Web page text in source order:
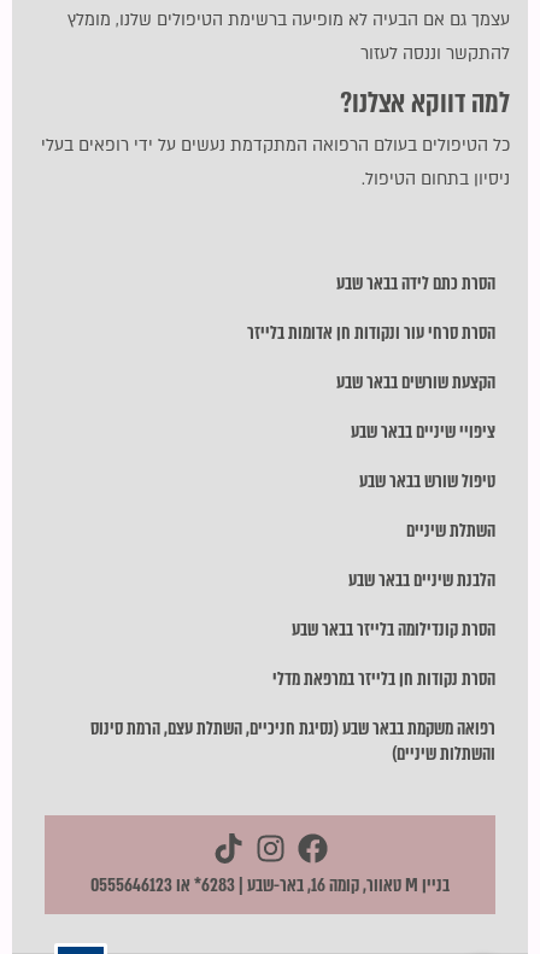
הסרת כתם לידה בבאר שבע
הסרת סרחי עור ונקודות חן אדומות בלייזר
הקצעת שורשים בבאר שבע
ציפויי שיניים בבאר שבע
טיפול שורש בבאר שבע
השתלת שיניים
הלבנת שיניים בבאר שבע
הסרת קונדילומה בלייזר בבאר שבע
הסרת נקודות חן בלייזר במרפאת מדלי
רפואה משקמת בבאר שבע (נסיגת חניכיים, השתלת עצם, הרמת סינוס
והשתלות שיניים)
בניין M טאוור, קומה 16, באר-שבע | 6283* או 0555646123
עצמך גם אם הבעיה לא מופיעה ברשימת הטיפולים שלנו, מומלץ
להתקשר וננסה לעזור
למה דווקא אצלנו?
כל הטיפולים בעולם הרפואה המתקדמת נעשים על ידי רופאים בעלי
ניסיון בתחום הטיפול.